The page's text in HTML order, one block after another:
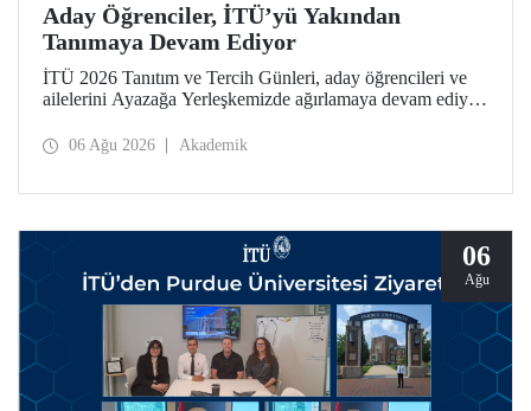
Aday Öğrenciler, İTÜ’yü Yakından
Tanımaya Devam Ediyor
İTÜ 2026 Tanıtım ve Tercih Günleri, aday öğrencileri ve
ailelerini Ayazağa Yerleşkemizde ağırlamaya devam ediyor.
ilgili fakülte ve birimler adaylara bilgi vermeye devam
06 Ağu 2026 Akademik
06
Ağu